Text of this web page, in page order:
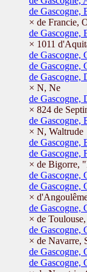
de Gascogne,
× de Francie,
de Gascogne,
× 1011
de Gascogne,
de Gascogne,
de Gascogne,
× N, Ne
de Gascogne,
× 824 de
de Gascogne,
× N, Waltrude
de Gascogne,
de Gascogne,
× de Bigorre,
de Gascogne,
de Gascogne,
×
de Gascogne,
× de
de Gascogne,
× de Navarre,
de Gascogne,
de Gascogne,